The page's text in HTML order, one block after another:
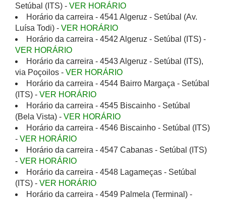
Setúbal (ITS) - VER HORÁRIO
Horário da carreira - 4541 Algeruz - Setúbal (Av.
Luísa Todi) - VER HORÁRIO
Horário da carreira - 4542 Algeruz - Setúbal (ITS) -
VER HORÁRIO
Horário da carreira - 4543 Algeruz - Setúbal (ITS),
via Poçoilos - VER HORÁRIO
Horário da carreira - 4544 Bairro Margaça - Setúbal
(ITS) - VER HORÁRIO
Horário da carreira - 4545 Biscainho - Setúbal
(Bela Vista) - VER HORÁRIO
Horário da carreira - 4546 Biscainho - Setúbal (ITS)
- VER HORÁRIO
Horário da carreira - 4547 Cabanas - Setúbal (ITS)
- VER HORÁRIO
Horário da carreira - 4548 Lagameças - Setúbal
(ITS) - VER HORÁRIO
Horário da carreira - 4549 Palmela (Terminal) -